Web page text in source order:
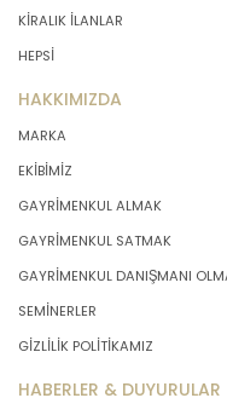
4. İşlendikleri
GAYRİMENKUL
A.Ş. kişisel
amaçların
amacın
olmayan veya
kişisel verilerin
KİRALIK İLANLAR
HEPSİ
HAKKIMIZDA
MARKA
EKİBİMİZ
GAYRİMENKUL ALMAK
GAYRİMENKUL SATMAK
GAYRİMENKUL DANIŞMANI
SEMİNERLER
GİZLİLİK POLİTİKAMIZ
HABERLER & DUYURULAR